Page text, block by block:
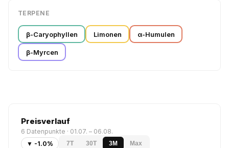
TERPENE
β-Caryophyllen Limonen α-Humulen
β-Myrcen
Preisverlauf
6 Datenpunkte · 01.07. – 06.08.
▼ -1.0%
7T 30T 3M Max